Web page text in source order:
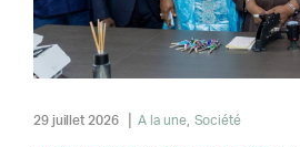
29 juillet 2026 A la une Société